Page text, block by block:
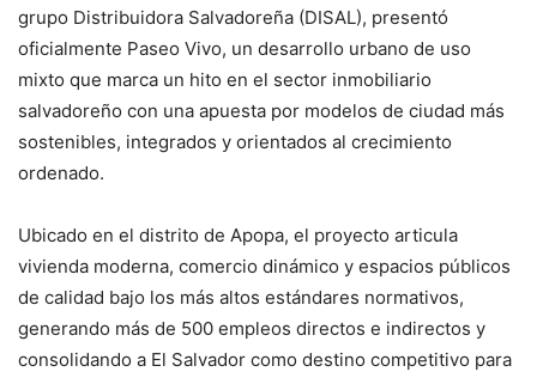
grupo Distribuidora Salvadoreña (DISAL), presentó
oficialmente Paseo Vivo, un desarrollo urbano de uso
mixto que marca un hito en el sector inmobiliario
salvadoreño con una apuesta por modelos de ciudad más
sostenibles, integrados y orientados al crecimiento
ordenado.
Ubicado en el distrito de Apopa, el proyecto articula
vivienda moderna, comercio dinámico y espacios públicos
de calidad bajo los más altos estándares normativos,
generando más de 500 empleos directos e indirectos y
consolidando a El Salvador como destino competitivo para